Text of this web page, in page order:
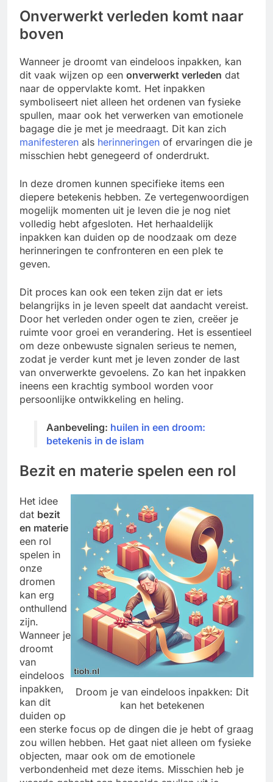
Onverwerkt verleden komt naar
boven
Wanneer je droomt van eindeloos inpakken, kan
dit vaak wijzen op een onverwerkt verleden dat
naar de oppervlakte komt. Het inpakken
symboliseert niet alleen het ordenen van fysieke
spullen, maar ook het verwerken van emotionele
bagage die je met je meedraagt. Dit kan zich
manifesteren als herinneringen of ervaringen die je
misschien hebt genegeerd of onderdrukt.
In deze dromen kunnen specifieke items een
diepere betekenis hebben. Ze vertegenwoordigen
mogelijk momenten uit je leven die je nog niet
volledig hebt afgesloten. Het herhaaldelijk
inpakken kan duiden op de noodzaak om deze
herinneringen te confronteren en een plek te
geven.
Dit proces kan ook een teken zijn dat er iets
belangrijks in je leven speelt dat aandacht vereist.
Door het verleden onder ogen te zien, creëer je
ruimte voor groei en verandering. Het is essentieel
om deze onbewuste signalen serieus te nemen,
zodat je verder kunt met je leven zonder de last
van onverwerkte gevoelens. Zo kan het inpakken
ineens een krachtig symbool worden voor
persoonlijke ontwikkeling en heling.
Aanbeveling: huilen in een droom:
betekenis in de islam
Bezit en materie spelen een rol
Droom je van eindeloos inpakken: Dit
kan het betekenen
Het idee
dat bezit
en materie
een rol
spelen in
onze
dromen
kan erg
onthullend
zijn.
Wanneer je
droomt
van
eindeloos
inpakken,
kan dit
duiden op
een sterke focus op de dingen die je hebt of graag
zou willen hebben. Het gaat niet alleen om fysieke
objecten, maar ook om de emotionele
verbondenheid met deze items. Misschien heb je